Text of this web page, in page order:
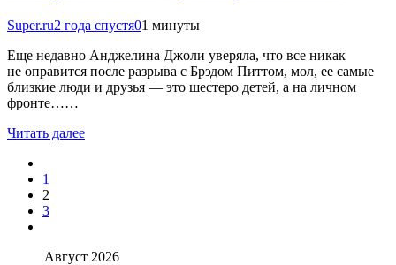
Super.ru2 года спустя01 минуты
Еще недавно Анджелина Джоли уверяла, что все никак
не оправится после разрыва с Брэдом Питтом, мол, ее самые
близкие люди и друзья — это шестеро детей, а на личном
фронте……
Читать далее
1
2
3
Август 2026